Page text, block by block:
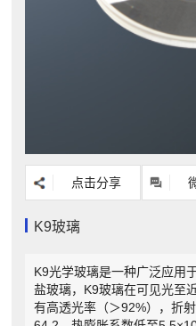
点击分享
K9玻璃
K9光学玻璃是一种广泛应用
盐玻璃，K9玻璃在可见光至
有高透光率（＞92%），折